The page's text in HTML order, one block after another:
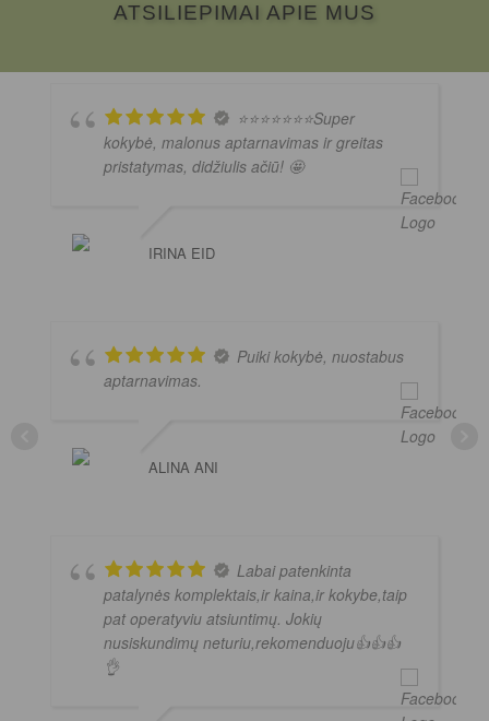
ATSILIEPIMAI APIE MUS
⭐️⭐️⭐️⭐️⭐️⭐️⭐️Super
kokybė, malonus aptarnavimas ir greitas
pristatymas, didžiulis ačiū! 🤩
IRINA EID
Puiki kokybė, nuostabus
aptarnavimas.
ALINA ANI
Labai patenkinta
patalynės komplektais,ir kaina,ir kokybe,taip
pat operatyviu atsiuntimų. Jokių
nusiskundimų neturiu,rekomenduoju👍👍👍
👌